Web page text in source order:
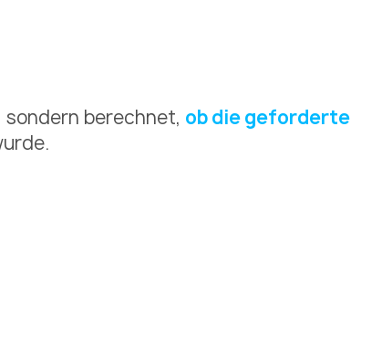
berechnet, ob die geforderte